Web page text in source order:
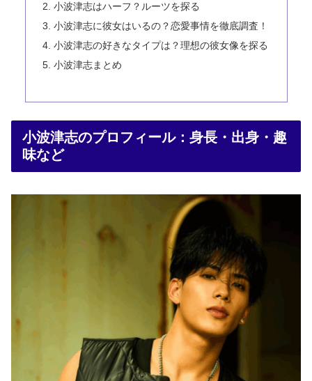
小波津志はハーフ？ルーツを探る
小波津志に彼女はいるの？恋愛事情を徹底調査！
小波津志の好きなタイプは？理想の彼女像を探る
小波津志まとめ
小波津志のプロフィール：身長・出身・趣
味など